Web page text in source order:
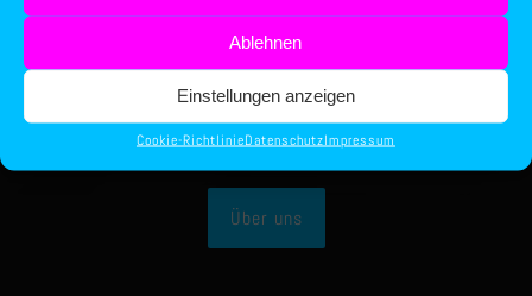
Ablehnen
Einstellungen anzeigen
Cookie-RichtlinieDatenschutzImpressum
Druckerei für alle gängigen Printmedien. Erstellung
Faltblätter, Aufkleber, Prospekte, Werbeschilder,
Briefpapier und Briefumschläge.
Über uns